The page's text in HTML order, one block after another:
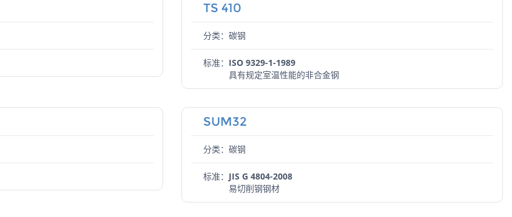
TS 410
分类：碳钢
标准： ISO 9329-1-1989
具有规定室温性能的非合金钢
SUM32
分类：碳钢
标准： JIS G 4804-2008
易切削钢钢材